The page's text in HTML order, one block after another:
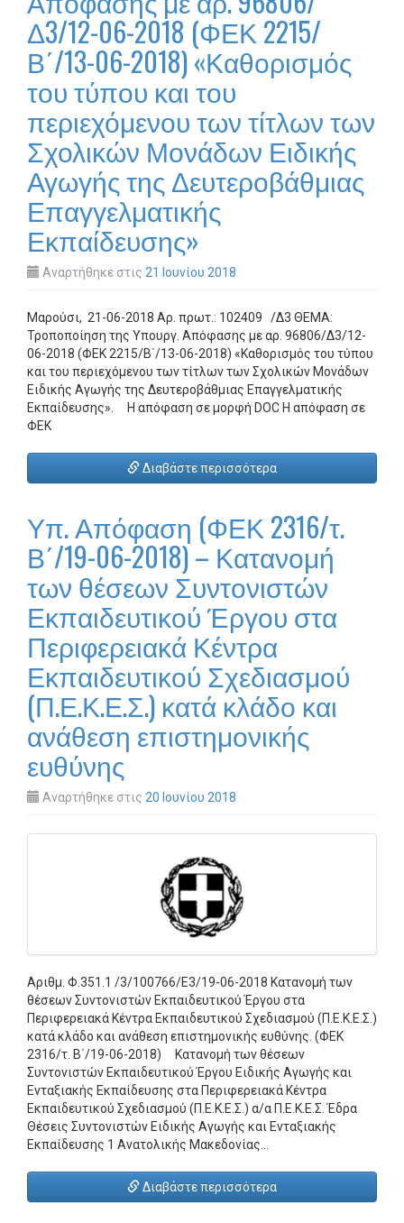
Δ3/12-06-2018 (ΦΕΚ 2215/
Β΄/13-06-2018) «Καθορισμός
του τύπου και του
περιεχόμενου των τίτλων των
Σχολικών Μονάδων Ειδικής
Αγωγής της Δευτεροβάθμιας
Επαγγελματικής
Εκπαίδευσης»
Αναρτήθηκε στις 21 Ιουνίου 2018
Μαρούσι, 21-06-2018 Αρ. πρωτ.: 102409 /Δ3 ΘΕΜΑ:
Τροποποίηση της Υπουργ. Απόφασης με αρ. 96806/Δ3/12-
06-2018 (ΦΕΚ 2215/Β΄/13-06-2018) «Καθορισμός του τύπου
και του περιεχόμενου των τίτλων των Σχολικών Μονάδων
Ειδικής Αγωγής της Δευτεροβάθμιας Επαγγελματικής
Εκπαίδευσης». Η απόφαση σε μορφή DOC Η απόφαση σε
ΦΕΚ
Διαβάστε περισσότερα
Υπ. Απόφαση (ΦΕΚ 2316/τ.
Β΄/19-06-2018) – Κατανομή
των θέσεων Συντονιστών
Εκπαιδευτικού Έργου στα
Περιφερειακά Κέντρα
Εκπαιδευτικού Σχεδιασμού
(Π.Ε.Κ.Ε.Σ.) κατά κλάδο και
ανάθεση επιστημονικής
ευθύνης
Αναρτήθηκε στις 20 Ιουνίου 2018
Αριθμ. Φ.351.1 /3/100766/Ε3/19-06-2018 Κατανομή των
θέσεων Συντονιστών Εκπαιδευτικού Έργου στα
Περιφερειακά Κέντρα Εκπαιδευτικού Σχεδιασμού (Π.Ε.Κ.Ε.Σ.)
κατά κλάδο και ανάθεση επιστημονικής ευθύνης. (ΦΕΚ
2316/τ. Β΄/19-06-2018) Κατανομή των θέσεων
Συντονιστών Εκπαιδευτικού Έργου Ειδικής Αγωγής και
Ενταξιακής Εκπαίδευσης στα Περιφερειακά Κέντρα
Εκπαιδευτικού Σχεδιασμού (Π.Ε.Κ.Ε.Σ.) α/α Π.Ε.Κ.Ε.Σ. Έδρα
Θέσεις Συντονιστών Ειδικής Αγωγής και Ενταξιακής
Εκπαίδευσης 1 Ανατολικής Μακεδονίας…
Διαβάστε περισσότερα